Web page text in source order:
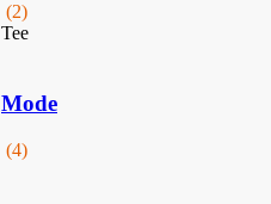
Schuhe
(2)
Tee
Mode
(4)